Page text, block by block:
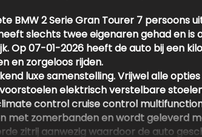
BMW 2 Serie Gran Tourer 7 persoons
slechts twee eigenaren gehad en
Op 07-01-2026 heeft de auto bij een
en zorgeloos rijden.
luxe samenstelling. Vrijwel alle
elektrisch verstelbare
control cruise control
met zomerbanden en wordt geleverd
zitrij aanwezig waardoor de auto